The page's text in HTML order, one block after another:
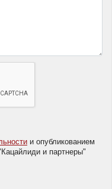
и опубликованием
и партнеры"